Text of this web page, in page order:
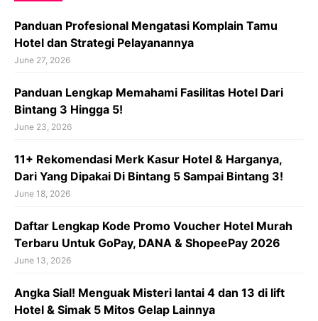
Panduan Profesional Mengatasi Komplain Tamu
Hotel dan Strategi Pelayanannya
June 27, 2026
Panduan Lengkap Memahami Fasilitas Hotel Dari
Bintang 3 Hingga 5!
June 23, 2026
11+ Rekomendasi Merk Kasur Hotel & Harganya,
Dari Yang Dipakai Di Bintang 5 Sampai Bintang 3!
June 18, 2026
Daftar Lengkap Kode Promo Voucher Hotel Murah
Terbaru Untuk GoPay, DANA & ShopeePay 2026
June 13, 2026
Angka Sial! Menguak Misteri lantai 4 dan 13 di lift
Hotel & Simak 5 Mitos Gelap Lainnya